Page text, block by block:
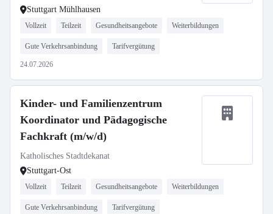
Stuttgart Mühlhausen
Vollzeit Teilzeit Gesundheitsangebote Weiterbildungen
Gute Verkehrsanbindung Tarifvergütung
24.07.2026
Kinder- und Familienzentrum
Koordinator und Pädagogische
Fachkraft (m/w/d)
Katholisches Stadtdekanat
Stuttgart-Ost
Vollzeit Teilzeit Gesundheitsangebote Weiterbildungen
Gute Verkehrsanbindung Tarifvergütung